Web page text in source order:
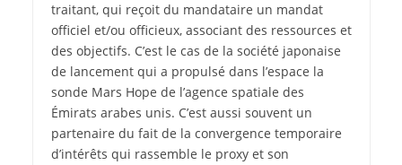
traitant, qui reçoit du mandataire un mandat
officiel et/ou officieux, associant des ressources et
des objectifs. C’est le cas de la société japonaise
de lancement qui a propulsé dans l’espace la
sonde Mars Hope de l’agence spatiale des
Émirats arabes unis. C’est aussi souvent un
partenaire du fait de la convergence temporaire
d’intérêts qui rassemble le proxy et son